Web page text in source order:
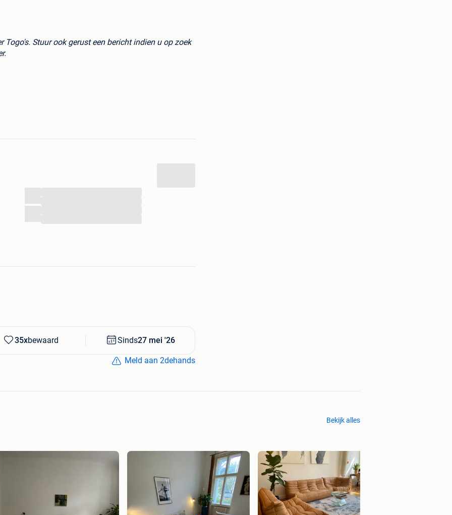
Togo's. Stuur ook gerust een bericht indien u op zoek
× 70 cm hoog
35xbewaard Sinds27 mei '26
Meld aan 2dehands
Bekijk alles